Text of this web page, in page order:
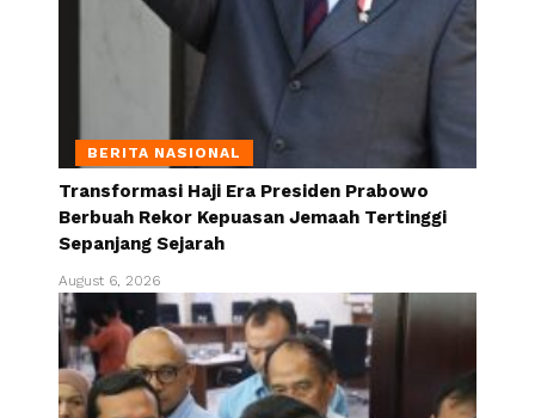
BERITA NASIONAL
Transformasi Haji Era Presiden Prabowo
Berbuah Rekor Kepuasan Jemaah Tertinggi
Sepanjang Sejarah
August 6, 2026